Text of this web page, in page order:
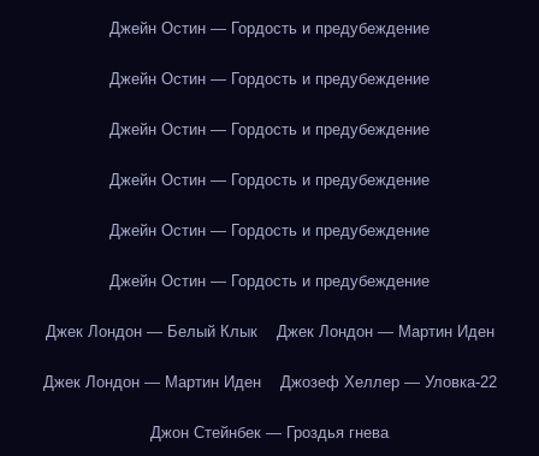
Джейн Остин — Гордость и предубеждение
Джейн Остин — Гордость и предубеждение
Джейн Остин — Гордость и предубеждение
Джейн Остин — Гордость и предубеждение
Джейн Остин — Гордость и предубеждение
Джейн Остин — Гордость и предубеждение
Джек Лондон — Белый Клык Джек Лондон — Мартин Иден
Джек Лондон — Мартин Иден Джозеф Хеллер — Уловка-22
Джон Стейнбек — Гроздья гнева